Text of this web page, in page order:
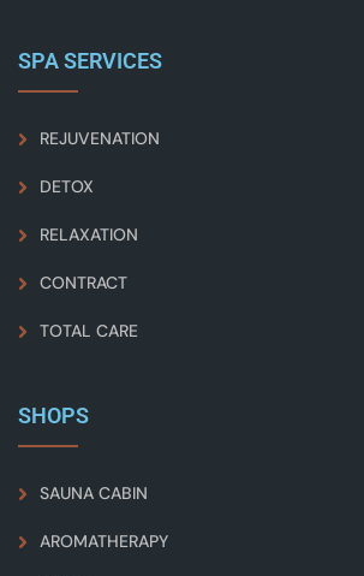
SPA SERVICES
REJUVENATION
DETOX
RELAXATION
CONTRACT
TOTAL CARE
SHOPS
SAUNA CABIN
AROMATHERAPY